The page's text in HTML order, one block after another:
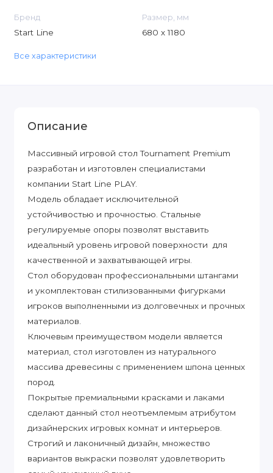
Бренд
Start Line
Размер, мм
680 х 1180
Все характеристики
Описание
Массивный игровой стол Tournament Premium
разработан и изготовлен специалистами
компании Start Line PLAY.
Модель обладает исключительной
устойчивостью и прочностью. Стальные
регулируемые опоры позволят выставить
идеальный уровень игровой поверхности для
качественной и захватывающей игры.
Стол оборудован профессиональными штангами
и укомплектован стилизованными фигурками
игроков выполненными из долговечных и прочных
материалов.
Ключевым преимуществом модели является
материал, стол изготовлен из натурального
массива древесины с применением шпона ценных
пород.
Покрытые премиальными красками и лаками
сделают данный стол неотъемлемым атрибутом
дизайнерских игровых комнат и интерьеров.
Строгий и лаконичный дизайн, множество
вариантов выкраски позволят удовлетворить